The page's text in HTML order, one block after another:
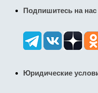
Подпишитесь на нас
Юридические